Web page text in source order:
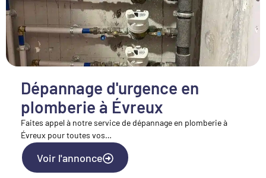
Dépannage d'urgence en
plomberie à Évreux
Faites appel à notre service de dépannage en plomberie à
Évreux pour toutes vos…
Voir l'annonce